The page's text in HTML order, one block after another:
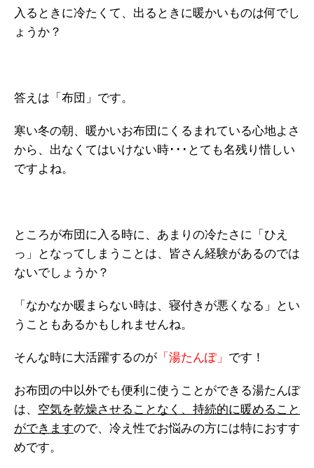
入るときに冷たくて、出るときに暖かいものは何でし
ょうか？
答えは「布団」です。
寒い冬の朝、暖かいお布団にくるまれている心地よさ
から、出なくてはいけない時･･･とても名残り惜しい
ですよね。
ところが布団に入る時に、あまりの冷たさに「ひえ
っ」となってしまうことは、皆さん経験があるのでは
ないでしょうか？
「なかなか暖まらない時は、寝付きが悪くなる」とい
うこともあるかもしれませんね。
そんな時に大活躍するのが 「湯たんぽ」 です！
お布団の中以外でも便利に使うことができる湯たんぽ
は、 空気を乾燥させることなく、持続的に暖めること
ができますので、冷え性でお悩みの方には特におすす
めです。